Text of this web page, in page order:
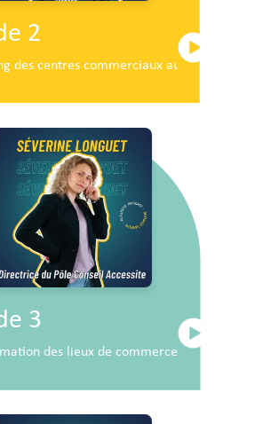
2
des centres commerciaux au service du
3
des lieux de commerce